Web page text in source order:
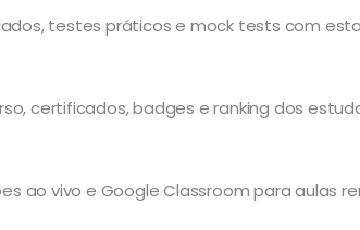
testes práticos e mock tests com
certificados, badges e ranking dos
ao vivo e Google Classroom para aulas